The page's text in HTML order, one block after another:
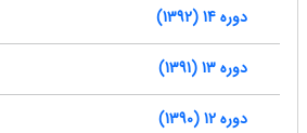
دوره 14 (1392)
دوره 13 (1391)
دوره 12 (1390)